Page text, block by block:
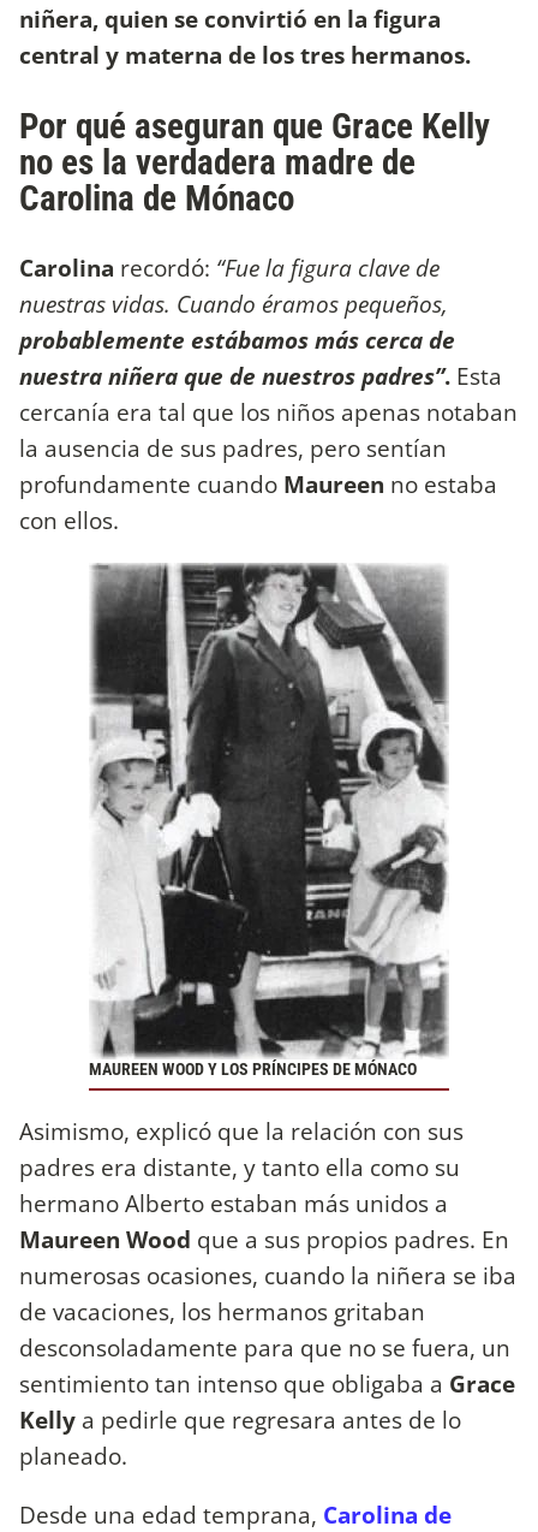
niñera, quien se convirtió en la figura
central y materna de los tres hermanos.
Por qué aseguran que Grace Kelly
no es la verdadera madre de
Carolina de Mónaco
Carolina recordó: “Fue la figura clave de
nuestras vidas. Cuando éramos pequeños,
probablemente estábamos más cerca de
nuestra niñera que de nuestros padres”. Esta
cercanía era tal que los niños apenas notaban
la ausencia de sus padres, pero sentían
profundamente cuando Maureen no estaba
con ellos.
MAUREEN WOOD Y LOS PRÍNCIPES DE MÓNACO
Asimismo, explicó que la relación con sus
padres era distante, y tanto ella como su
hermano Alberto estaban más unidos a
Maureen Wood que a sus propios padres. En
numerosas ocasiones, cuando la niñera se iba
de vacaciones, los hermanos gritaban
desconsoladamente para que no se fuera, un
sentimiento tan intenso que obligaba a Grace
Kelly a pedirle que regresara antes de lo
planeado.
Desde una edad temprana, Carolina de